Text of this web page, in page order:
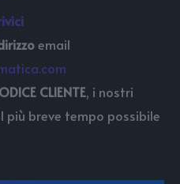
email
CLIENTE, i nostri
breve tempo possibile